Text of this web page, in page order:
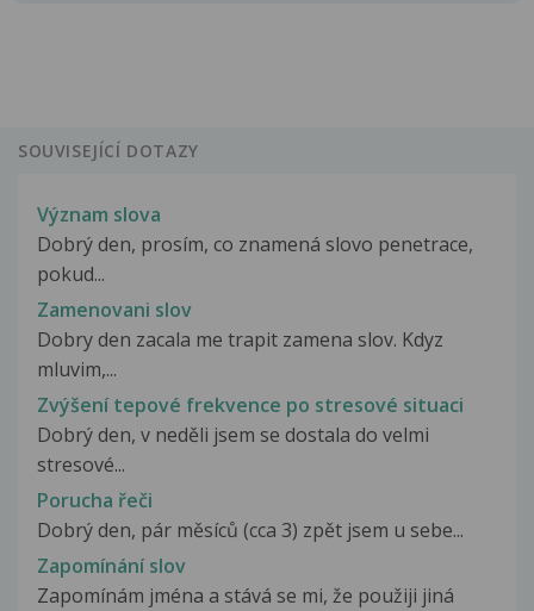
SOUVISEJÍCÍ DOTAZY
Význam slova
Dobrý den, prosím, co znamená slovo penetrace,
pokud...
Zamenovani slov
Dobry den zacala me trapit zamena slov. Kdyz
mluvim,...
Zvýšení tepové frekvence po stresové situaci
Dobrý den, v neděli jsem se dostala do velmi
stresové...
Porucha řeči
Dobrý den, pár měsíců (cca 3) zpět jsem u sebe...
Zapomínání slov
Zapomínám jména a stává se mi, že použiji jiná